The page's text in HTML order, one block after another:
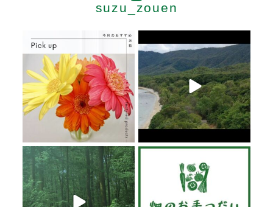
suzu_zouen
6月 20